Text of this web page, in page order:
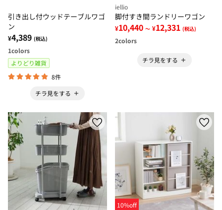
引き出し付ウッドテーブルワゴ
ン
¥4,389 (税込)
1colors
よりどり雑貨
8件
チラ見をする
iellio
脚付すき間ランドリーワゴン
¥10,440 ～ ¥12,331 (税込)
2colors
チラ見をする
10%off